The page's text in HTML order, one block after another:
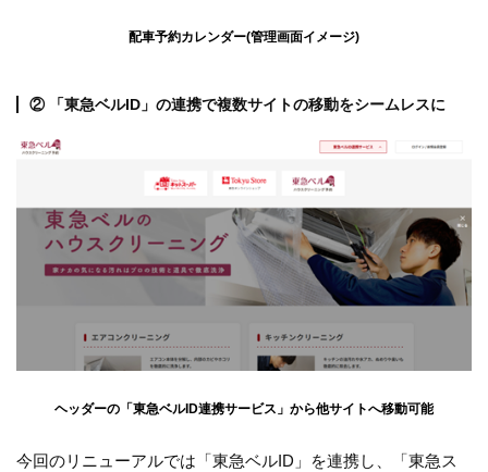
配車予約カレンダー(管理画面イメージ)
② 「東急ベルID」の連携で複数サイトの移動をシームレスに
ヘッダーの「東急ベルID連携サービス」から他サイトへ移動可能
今回のリニューアルでは「東急ベルID」を連携し、「東急ス